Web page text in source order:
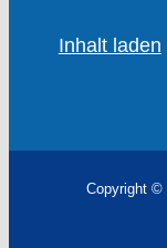
Inhalt laden
Copyright ©